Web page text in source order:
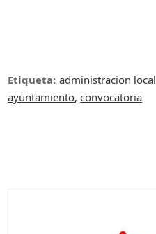
Etiqueta: administracion local
ayuntamiento,convocatoria